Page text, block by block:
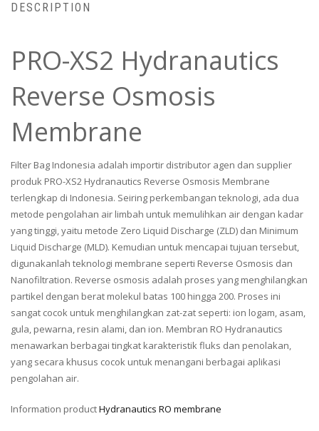
DESCRIPTION
PRO-XS2 Hydranautics
Reverse Osmosis
Membrane
Filter Bag Indonesia adalah importir distributor agen dan supplier
produk PRO-XS2 Hydranautics Reverse Osmosis Membrane
terlengkap di Indonesia. Seiring perkembangan teknologi, ada dua
metode pengolahan air limbah untuk memulihkan air dengan kadar
yang tinggi, yaitu metode Zero Liquid Discharge (ZLD) dan Minimum
Liquid Discharge (MLD). Kemudian untuk mencapai tujuan tersebut,
digunakanlah teknologi membrane seperti Reverse Osmosis dan
Nanofiltration. Reverse osmosis adalah proses yang menghilangkan
partikel dengan berat molekul batas 100 hingga 200. Proses ini
sangat cocok untuk menghilangkan zat-zat seperti: ion logam, asam,
gula, pewarna, resin alami, dan ion. Membran RO Hydranautics
menawarkan berbagai tingkat karakteristik fluks dan penolakan,
yang secara khusus cocok untuk menangani berbagai aplikasi
pengolahan air.
Information productHydranautics RO membrane